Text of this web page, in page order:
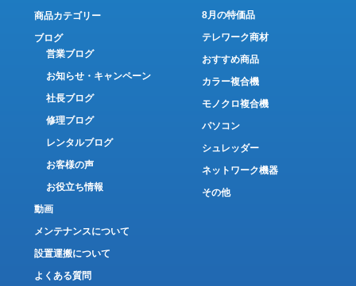
商品カテゴリー
ブログ
営業ブログ
お知らせ・キャンペーン
社長ブログ
修理ブログ
レンタルブログ
お客様の声
お役立ち情報
動画
メンテナンスについて
設置運搬について
よくある質問
8月の特価品
テレワーク商材
おすすめ商品
カラー複合機
モノクロ複合機
パソコン
シュレッダー
ネットワーク機器
その他